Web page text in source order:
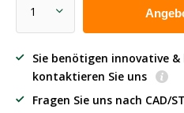
Sie benötigen innovative
kontaktieren Sie uns
Fragen Sie uns nach CAD/